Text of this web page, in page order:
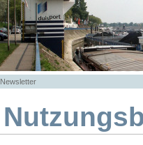
Newsletter